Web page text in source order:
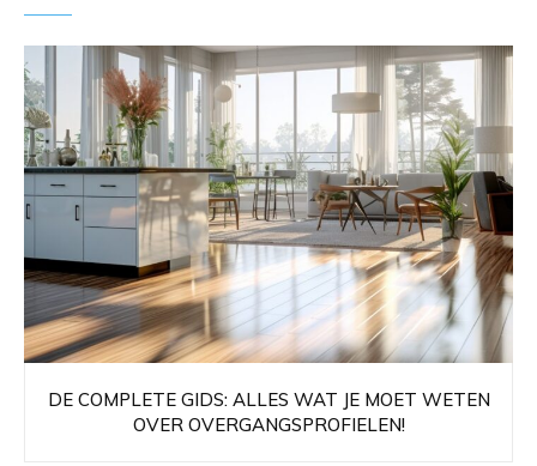
DE COMPLETE GIDS: ALLES WAT JE MOET WETEN
OVER OVERGANGSPROFIELEN!